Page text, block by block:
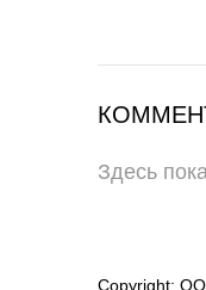
Здесь
Copyright: